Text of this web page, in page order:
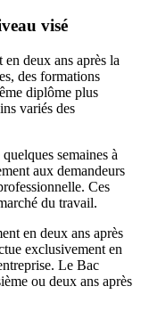
visé
en deux ans après la
des formations
diplôme plus
variés des
semaines à
aux demandeurs
Ces
du travail.
en deux ans après
exclusivement en
Le Bac
ou deux ans après